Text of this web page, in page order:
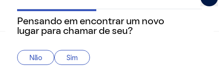
QuintoAndar Guias - Inspiração e tudo o que você
Como decorar sua casa de aluguel para o
Pensando em encontrar um novo
lugar para chamar de seu?
Não Sim